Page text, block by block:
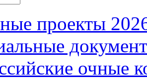
проекты
очные